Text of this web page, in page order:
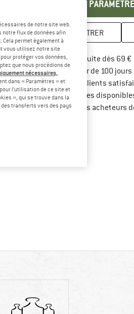
ENREGISTRER
Livraison gratuite dès 69 €
Droit de retour de 100 jours
> 4 000 000 clients
Tous les articles
Protection des acheteurs
de notre site web.
flux de données afin
permet également à
vous utilisez notre site
protéger vos données,
que nous procédions de
nécessaires,
dans « Paramètres » et
l’utilisation de ce site et
», qui se trouve dans la
transferts vers des pays